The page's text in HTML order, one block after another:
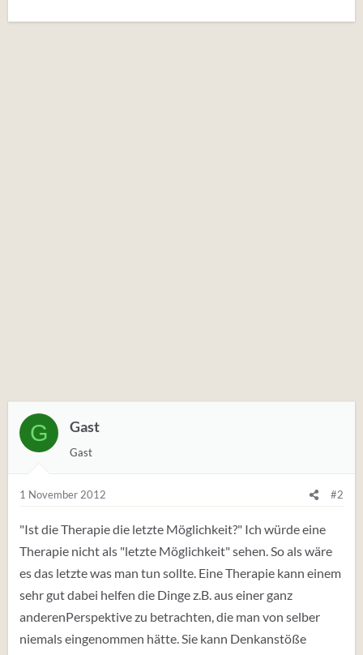
G Gast
Gast
1 November 2012 #2
"Ist die Therapie die letzte Möglichkeit?" Ich würde eine
Therapie nicht als "letzte Möglichkeit" sehen. So als wäre
es das letzte was man tun sollte. Eine Therapie kann einem
sehr gut dabei helfen die Dinge z.B. aus einer ganz
anderenPerspektive zu betrachten, die man von selber
niemals eingenommen hätte. Sie kann Denkanstöße